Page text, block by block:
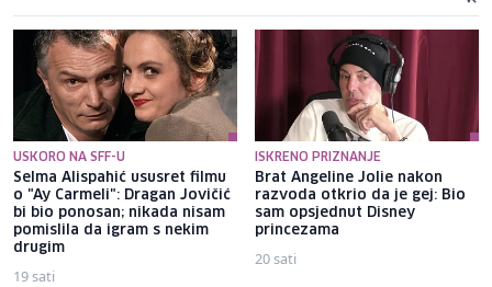
USKORO NA SFF-U
Selma Alispahić ususret filmu
o "Ay Carmeli": Dragan Jovičić
bi bio ponosan; nikada nisam
pomislila da igram s nekim
drugim
19 sati
ISKRENO PRIZNANJE
Brat Angeline Jolie nakon
razvoda otkrio da je gej: Bio
sam opsjednut Disney
princezama
20 sati